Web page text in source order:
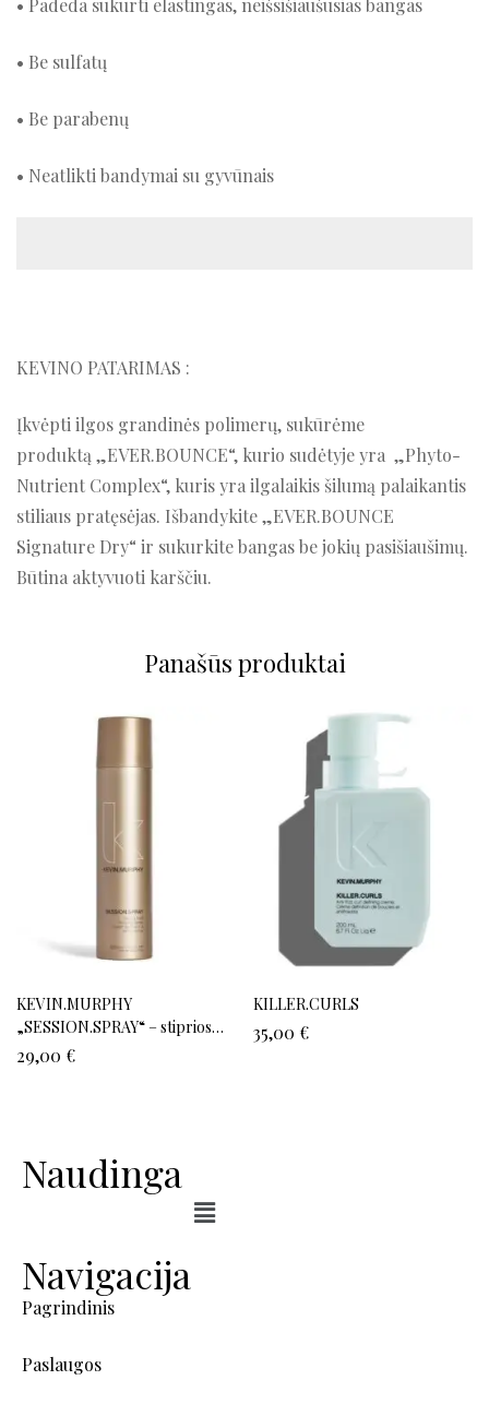
• Padeda sukurti elastingas, neišsišiaušusias bangas
• Be sulfatų
• Be parabenų
• Neatlikti bandymai su gyvūnais
KEVINO PATARIMAS :
Įkvėpti ilgos grandinės polimerų, sukūrėme
produktą„EVER.BOUNCE“, kurio sudėtyje yra „Phyto-
Nutrient Complex“, kuris yra ilgalaikis šilumą palaikantis
stiliaus pratęsėjas. Išbandykite „EVER.BOUNCE
Signature Dry“ ir sukurkite bangas be jokių pasišiaušimų.
Būtina aktyvuoti karščiu.
Panašūs produktai
KEVIN.MURPHY
„SESSION.SPRAY“ – stiprios
fiksacijos plaukų lakas
29,00 €
KILLER.CURLS
35,00 €
Naudinga
Navigacija
Pagrindinis
Paslaugos